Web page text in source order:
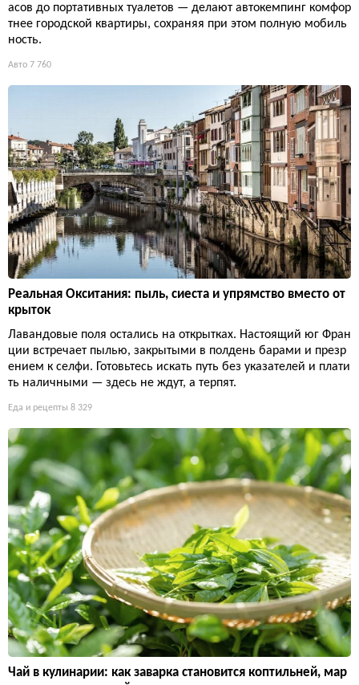
асов до портативных туалетов — делают автокемпинг комфор
тнее городской квартиры, сохраняя при этом полную мобиль
ность.
Авто 7 760
Реальная Окситания: пыль, сиеста и упрямство вместо от
крыток
Лавандовые поля остались на открытках. Настоящий юг Фран
ции встречает пылью, закрытыми в полдень барами и презр
ением к селфи. Готовьтесь искать путь без указателей и плати
ть наличными — здесь не ждут, а терпят.
Еда и рецепты 8 329
Чай в кулинарии: как заварка становится коптильней, мар